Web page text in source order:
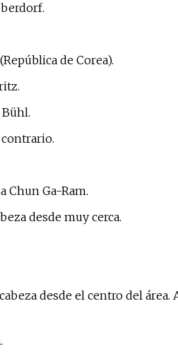
de Corea).
Chun Ga-Ram.
desde muy cerca.
desde el centro del área.